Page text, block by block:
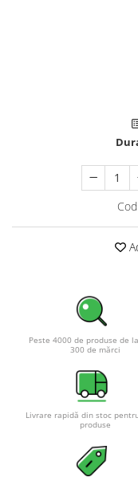
Convertoare de
Pachete complete
Sisteme de Stocare
Sisteme fotovoltaice
Statii de incarcare
Statii de incarcare
Cabluri de incarcare
Prize de incarcare
Turbine eoliene pentru
Peste 4000 de produse de
300 de mărci
Livrare rapidă din stoc
produse